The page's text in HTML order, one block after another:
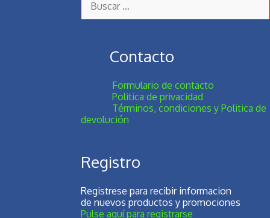
Contacto
Formulario de contacto
Politica de privacidad
Términos, condiciones y Politica de
devolución
Registro
Registrese para recibir informacion
de nuevos productos y promociones
Pulse aquí para registrarse